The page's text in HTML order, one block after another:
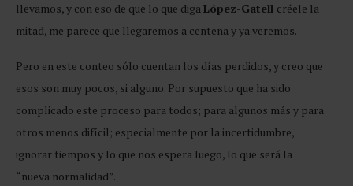
llevamos, y con eso de que lo que digaLópez-Gatell créele la
mitad, me parece que llegaremos a centena y ya veremos.
Pero en este conteo sólo cuentan los días perdidos, y creo que
esos son muy pocos, si alguno. Por supuesto que ha sido
complicado este proceso para todos; para algunos más y para
otros menos difícil; especialmente por la incertidumbre,
ignorar tiempos y lo que nos espera luego, lo que será la
“nueva normalidad”.